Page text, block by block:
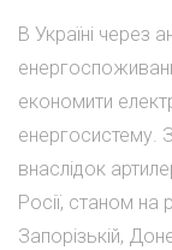
В Україні через
економити
енергосистему.
внаслідок
Росії, станом на
Запорізькій,